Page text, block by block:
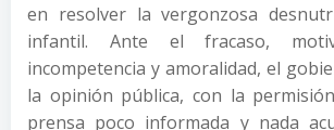
en resolver la vergonzosa
infantil. Ante el fracaso,
incompetencia y amoralidad, el
la opinión pública, con la
prensa poco informada y nada